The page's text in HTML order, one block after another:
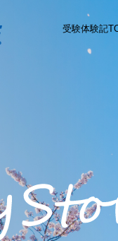
受験体験記